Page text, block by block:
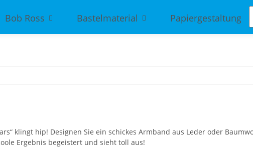
Bob Ross Bastelmaterial Papiergestaltung
klingt hip! Designen Sie ein schickes Armband aus Leder oder
Ergebnis begeistert und sieht toll aus!